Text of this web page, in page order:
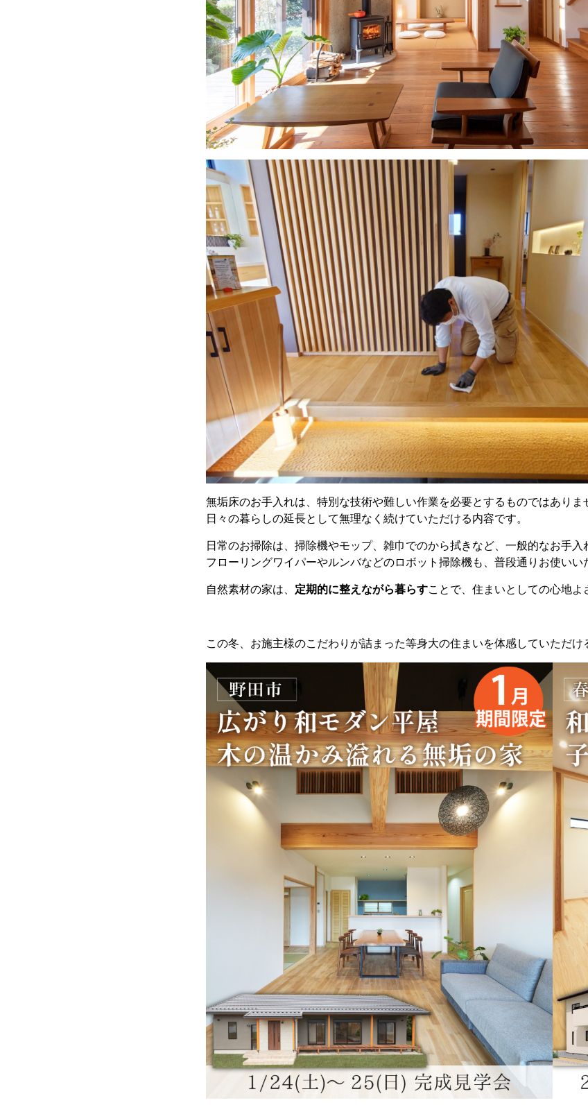
無垢床のお手入れは、特別な技術や難しい作業を必要とするものではありま
日々の暮らしの延長として無理なく続けていただける内容です。
日常のお掃除は、掃除機やモップ、雑巾でのから拭きなど、一般的なお手入
フローリングワイパーやルンバなどのロボット掃除機も、普段通りお使いい
自然素材の家は、 定期的に整えながら暮らすことで、住まいとしての心地よ
この冬、お施主様のこだわりが詰まった等身大の住まいを体感していただけ